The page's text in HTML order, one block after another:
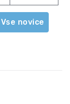
Vse novice